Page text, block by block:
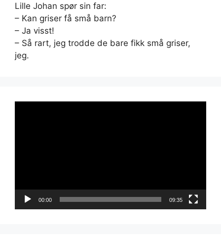
Lille Johan spør sin far:
– Kan griser få små barn?
– Ja visst!
– Så rart, jeg trodde de bare fikk små griser,
jeg.
00:00 09:35